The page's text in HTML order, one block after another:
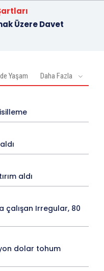
Üzere Davet
Yaşam Daha Fazla
aldı
çalışan Irregular, 80
dolar tohum